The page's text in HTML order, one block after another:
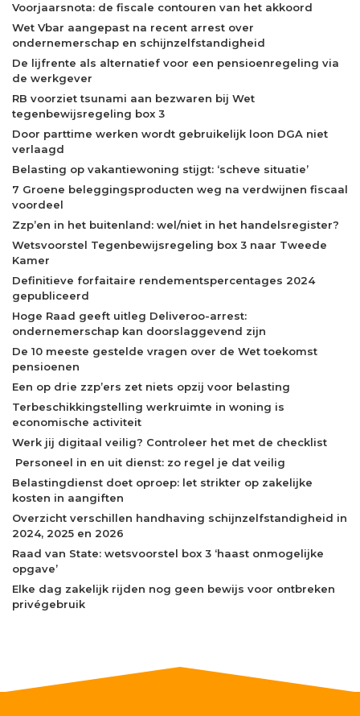
Voorjaarsnota: de fiscale contouren van het akkoord
Wet Vbar aangepast na recent arrest over
ondernemerschap en schijnzelfstandigheid
De lijfrente als alternatief voor een pensioenregeling via
de werkgever
RB voorziet tsunami aan bezwaren bij Wet
tegenbewijsregeling box 3
Door parttime werken wordt gebruikelijk loon DGA niet
verlaagd
Belasting op vakantiewoning stijgt: ‘scheve situatie’
7 Groene beleggingsproducten weg na verdwijnen fiscaal
voordeel
Zzp’en in het buitenland: wel/niet in het handelsregister?
Wetsvoorstel Tegenbewijsregeling box 3 naar Tweede
Kamer
Definitieve forfaitaire rendementspercentages 2024
gepubliceerd
Hoge Raad geeft uitleg Deliveroo-arrest:
ondernemerschap kan doorslaggevend zijn
De 10 meeste gestelde vragen over de Wet toekomst
pensioenen
Een op drie zzp’ers zet niets opzij voor belasting
Terbeschikkingstelling werkruimte in woning is
economische activiteit
Werk jij digitaal veilig? Controleer het met de checklist
Personeel in en uit dienst: zo regel je dat veilig
Belastingdienst doet oproep: let strikter op zakelijke
kosten in aangiften
Overzicht verschillen handhaving schijnzelfstandigheid in
2024, 2025 en 2026
Raad van State: wetsvoorstel box 3 ‘haast onmogelijke
opgave’
Elke dag zakelijk rijden nog geen bewijs voor ontbreken
privégebruik